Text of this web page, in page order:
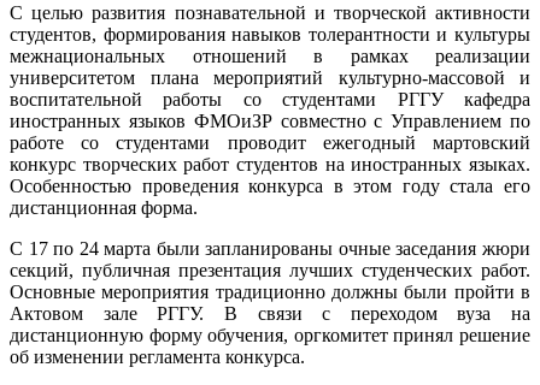
С целью развития познавательной и творческой активности
студентов, формирования навыков толерантности и культуры
межнациональных отношений в рамках реализации
университетом плана мероприятий культурно-массовой и
воспитательной работы со студентами РГГУ кафедра
иностранных языков ФМОиЗР совместно с Управлением по
работе со студентами проводит ежегодный мартовский
конкурс творческих работ студентов на иностранных языках.
Особенностью проведения конкурса в этом году стала его
дистанционная форма.
С 17 по 24 марта были запланированы очные заседания жюри
секций, публичная презентация лучших студенческих работ.
Основные мероприятия традиционно должны были пройти в
Актовом зале РГГУ. В связи с переходом вуза на
дистанционную форму обучения, оргкомитет принял решение
об изменении регламента конкурса.